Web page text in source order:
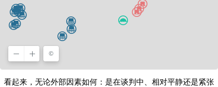
看起来，无论外部因素如何：是在谈判中、相对平静还是紧张